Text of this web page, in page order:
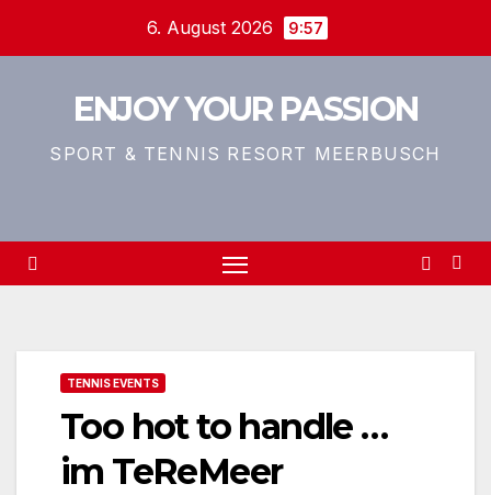
6. August 2026 9:57
ENJOY YOUR PASSION
SPORT & TENNIS RESORT MEERBUSCH
TENNIS EVENTS
Too hot to handle …
im TeReMeer